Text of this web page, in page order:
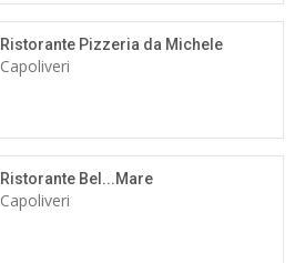
Ristorante Pizzeria da Michele
Capoliveri
Ristorante Bel...Mare
Capoliveri